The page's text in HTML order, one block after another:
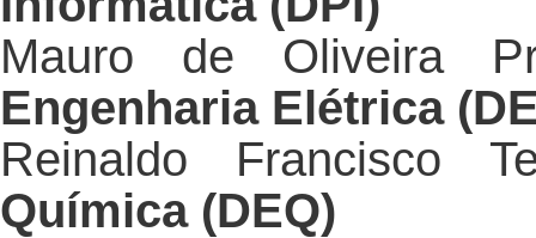
Mauro de Oliveira
Engenharia Elétrica
Reinaldo Francisco
Química (DEQ)